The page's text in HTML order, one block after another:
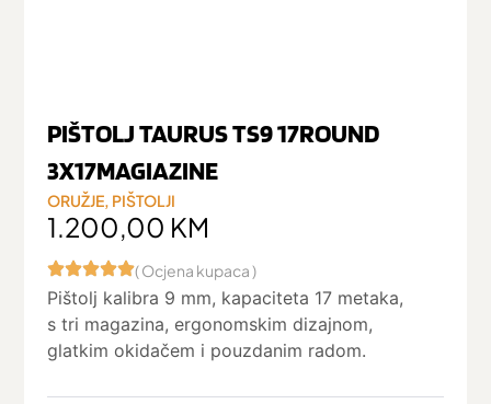
PIŠTOLJ TAURUS TS9 17ROUND
3X17MAGIAZINE
ORUŽJE, PIŠTOLJI
1.200,00 KM
( Ocjena kupaca )
Pištolj kalibra 9 mm, kapaciteta 17 metaka,
s tri magazina, ergonomskim dizajnom,
glatkim okidačem i pouzdanim radom.